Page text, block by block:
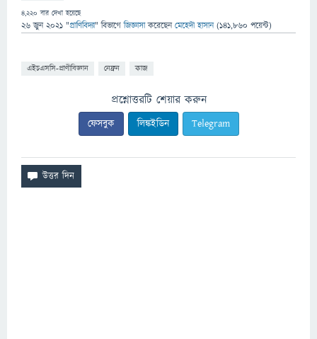
4,220 বার দেখা হয়েছে
26 জুন 2021 "প্রাণিবিদ্যা" বিভাগে জিজ্ঞাসাকরেছেনমেহেদী হাসান (141,860 পয়েন্ট)
এইচএসসি-প্রাণীবিজ্ঞান নেফ্রন কাজ
প্রশ্নোত্তরটি শেয়ার করুন
ফেসবুক লিঙ্কইডিন Telegram